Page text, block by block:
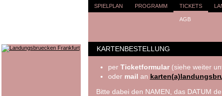
SPIELPLAN PROGRAMM TICKETS
AGB
KARTENBESTELLUNG
per Ticketformular(siehe weiter
oder mail an
Bitte dabei den NAMEN, das DATUM